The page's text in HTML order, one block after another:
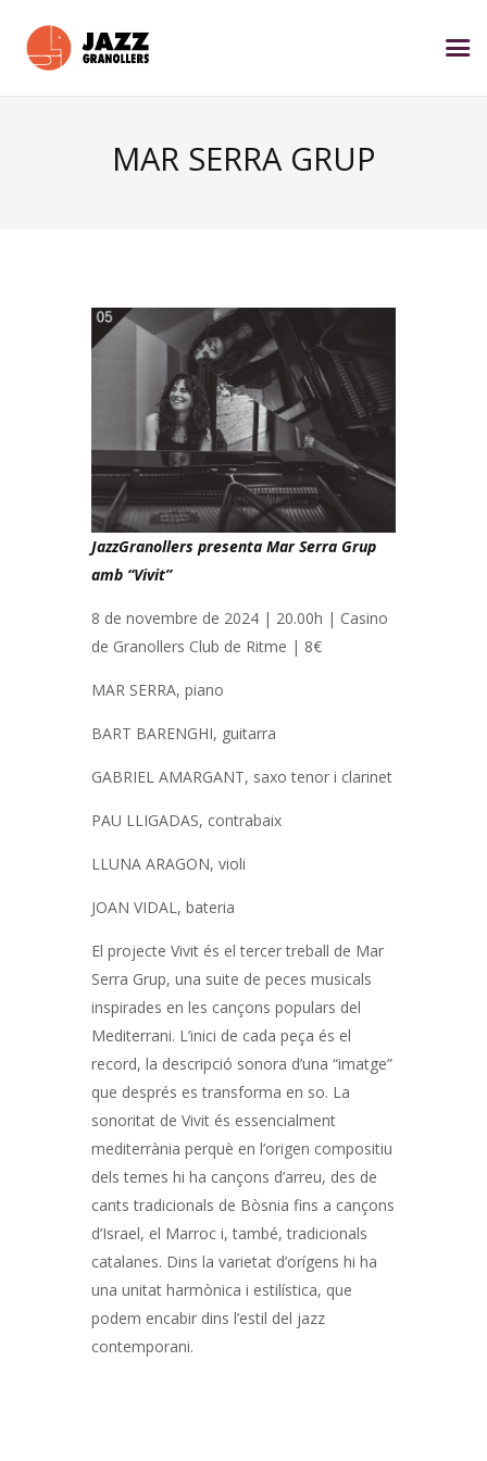
MAR SERRA GRUP
JazzGranollers presenta Mar Serra Grup
amb “Vivit”
8 de novembre de 2024 | 20.00h | Casino
de Granollers Club de Ritme | 8€
MAR SERRA, piano
BART BARENGHI, guitarra
GABRIEL AMARGANT, saxo tenor i clarinet
PAU LLIGADAS, contrabaix
LLUNA ARAGON, violi
JOAN VIDAL, bateria
El projecte Vivit és el tercer treball de Mar
Serra Grup, una suite de peces musicals
inspirades en les cançons populars del
Mediterrani. L’inici de cada peça és el
record, la descripció sonora d’una “imatge”
que després es transforma en so. La
sonoritat de Vivit és essencialment
mediterrània perquè en l’origen compositiu
dels temes hi ha cançons d’arreu, des de
cants tradicionals de Bòsnia fins a cançons
d’Israel, el Marroc i, també, tradicionals
catalanes. Dins la varietat d’orígens hi ha
una unitat harmònica i estilística, que
podem encabir dins l’estil del jazz
contemporani.